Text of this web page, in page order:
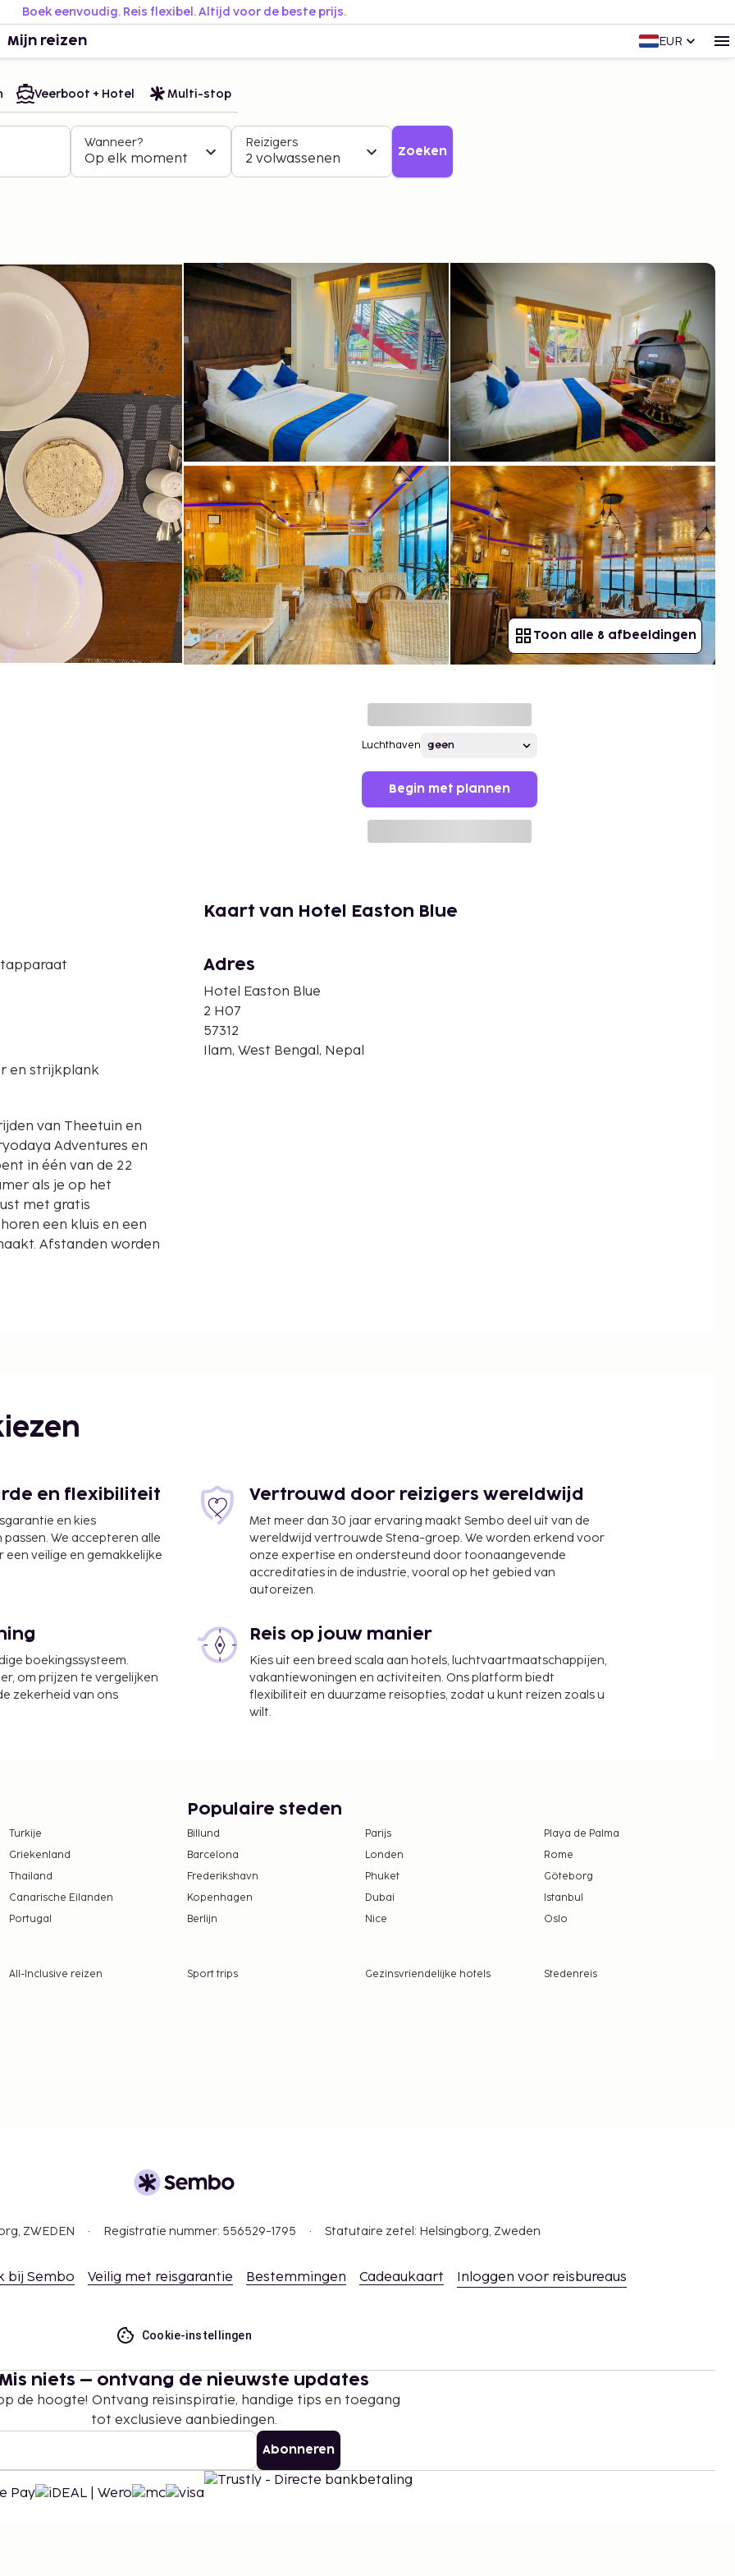
Boek eenvoudig. Reis flexibel. Altijd voor de beste prijs.
Mijn reizen EUR
Veerboot + Hotel Multi-stop
Wanneer?
Op elk moment
Reizigers
2 volwassenen Zoeken
Toon alle 8 afbeeldingen
Luchthaven
Begin met plannen
en strijkplank
van Theetuin en
in één van de 22
als je op het
met gratis
een kluis en een
Afstanden worden
plaatse heb je gratis
zoals gratis
een maaltijd in het
van dit hotel. Sluit
kun je tegen betaling
zijn mogelijk
Kaart van Hotel Easton Blue
Adres
Hotel Easton Blue
2 H07
57312
Ilam, West Bengal, Nepal
en flexibiliteit
en kies
We accepteren alle
veilige en gemakkelijke
Vertrouwd door reizigers wereldwijd
Met meer dan 30 jaar ervaring maakt Sembo deel uit van de
wereldwijd vertrouwde Stena-groep. We worden erkend voor
onze expertise en ondersteund door toonaangevende
accreditaties in de industrie, vooral op het gebied van
autoreizen.
boekingssysteem.
om prijzen te vergelijken
zekerheid van ons
Reis op jouw manier
Kies uit een breed scala aan hotels, luchtvaartmaatschappijen,
vakantiewoningen en activiteiten. Ons platform biedt
flexibiliteit en duurzame reisopties, zodat u kunt reizen zoals u
wilt.
Turkije
Griekenland
Thailand
Canarische Eilanden
Portugal
Populaire steden
Billund Parijs
Playa de Palma
Barcelona
Londen
Rome
Frederikshavn
Phuket
Göteborg
Kopenhagen
Dubai
Istanbul
Berlijn
Nice Oslo
All-Inclusive reizen Sport trips Gezinsvriendelijke hotels
Stedenreis
ZWEDEN Registratie nummer: 556529-1795 Statutaire zetel: Helsingborg, Zweden
bij Sembo Veilig met reisgarantie Bestemmingen Cadeaukaart Inloggen voor reisbureaus
Cookie-instellingen
Mis niets – ontvang de nieuwste updates
de hoogte! Ontvang reisinspiratie, handige tips en toegang
tot exclusieve aanbiedingen.
Abonneren